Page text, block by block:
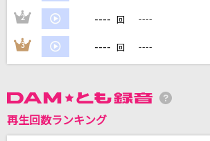
カラオケ最新情報をチェック！
2 ---- 回 ----
3 ---- 回 ----
再生回数ランキング